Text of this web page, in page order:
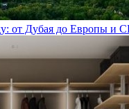
от Дубая до Европы и